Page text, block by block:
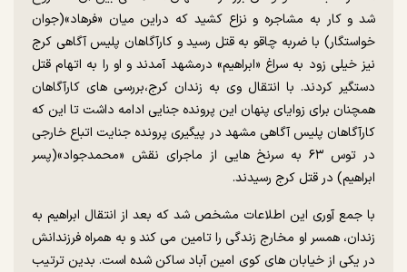
شد و کار به مشاجره و نزاع کشید که دراین میان «فرهاد»(جوان
خواستگار) با ضربه چاقو به قتل رسید و کارآگاهان پلیس آگاهی کرج
نیز خیلی زود به سراغ «ابراهیم» درمشهد آمدند و او را به اتهام قتل
دستگیر کردند. با انتقال وی به زندان کرج،بررسی های کارآگاهان
همچنان برای زوایای پنهان این پرونده جنایی ادامه داشت تا این که
کارآگاهان پلیس آگاهی مشهد در پیگیری پرونده جنایت اتباع خارجی
در توس ۶۳ به سرنخ هایی از ماجرای نقش «محمدجواد»(پسر
ابراهیم) در قتل کرج رسیدند.
با جمع آوری این اطلاعات مشخص شد که بعد از انتقال ابراهیم به
زندان، همسر او مخارج زندگی را تامین می کند و به همراه فرزندانش
در یکی از خیابان های کوی امین آباد ساکن شده است. بدین ترتیب